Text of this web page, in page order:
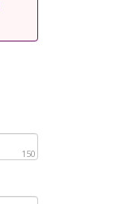
150